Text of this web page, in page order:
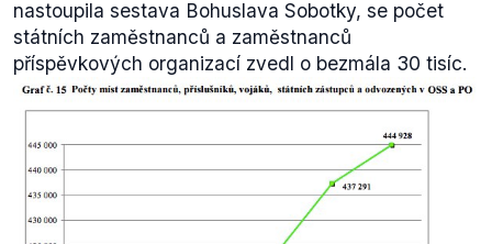
nastoupila sestava Bohuslava Sobotky, se počet
státních zaměstnanců a zaměstnanců
příspěvkových organizací zvedl o bezmála 30 tisíc.